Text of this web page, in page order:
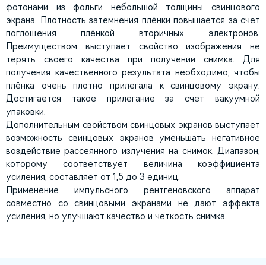
фотонами из фольги небольшой толщины свинцового
экрана. Плотность затемнения плёнки повышается за счет
поглощения плёнкой вторичных электронов.
Преимуществом выступает свойство изображения не
терять своего качества при получении снимка. Для
получения качественного результата необходимо, чтобы
плёнка очень плотно прилегала к свинцовому экрану.
Достигается такое прилегание за счет вакуумной
упаковки.
Дополнительным свойством свинцовых экранов выступает
возможность свинцовых экранов уменьшать негативное
воздействие рассеянного излучения на снимок. Диапазон,
которому соответствует величина коэффициента
усиления, составляет от 1,5 до 3 единиц.
Применение импульсного рентгеновского аппарат
совместно со свинцовыми экранами не дают эффекта
усиления, но улучшают качество и четкость снимка.